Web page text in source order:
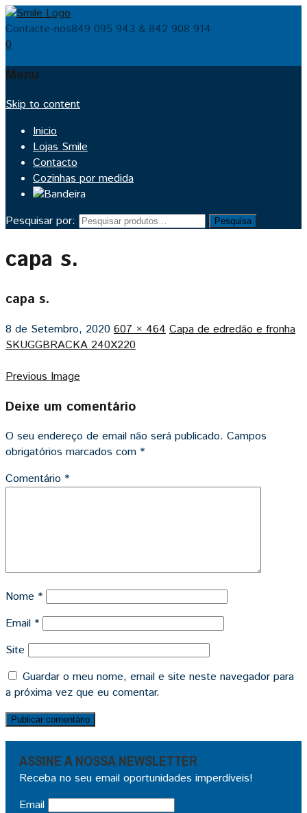
Contacte-nos849 095 943 & 842 908 914
0
Menu
Skip to content
Inicio
Lojas Smile
Contacto
Cozinhas por medida
Pesquisar por: Pesquisa
capa s.
capa s.
8 de Setembro, 2020 607 × 464 Capa de edredão e fronha
SKUGGBRACKA 240X220
Previous Image
Deixe um comentário
O seu endereço de email não será publicado. Campos
obrigatórios marcados com *
Comentário *
Nome *
Email *
Site
Guardar o meu nome, email e site neste navegador para
a próxima vez que eu comentar.
ASSINE A NOSSA NEWSLETTER
Receba no seu email oportunidades imperdíveis!
Email